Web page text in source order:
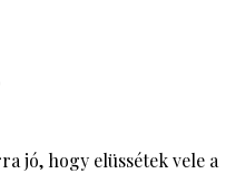
jó, hogy elüssétek vele a